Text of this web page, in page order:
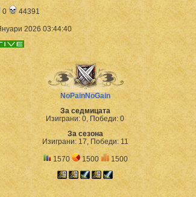
0
44391
2026 03:44:40
NoPainNoGain
За седмицата
Изиграни: 0, Победи: 0
За сезона
Изиграни: 17, Победи: 11
1570 1500 1500